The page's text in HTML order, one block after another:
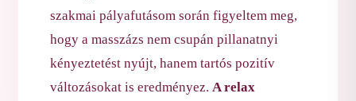
szakmai pályafutásom során figyeltem meg,
hogy a masszázs nem csupán pillanatnyi
kényeztetést nyújt, hanem tartós pozitív
változásokat is eredményez.A relax